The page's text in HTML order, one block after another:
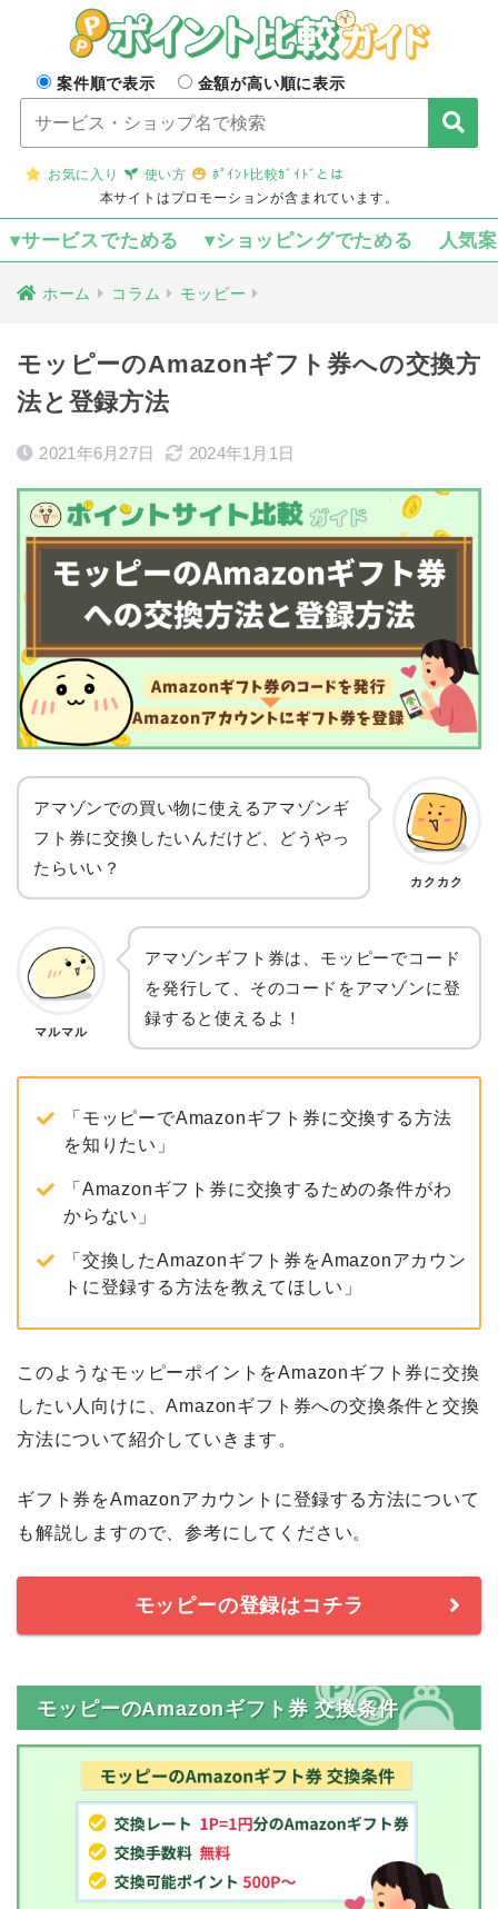
案件順で表示 金額が高い順に表示
お気に入り 使い方
ﾎﾟｲﾝﾄ比較ｶﾞｲﾄﾞとは
本サイトはプロモーションが含まれています。
▾サービスでためる ▾ショッピングでためる 人気
ホーム コラム モッピー
モッピーのAmazonギフト券への交換方
法と登録方法
2021年6月27日 2024年1月1日
アマゾンでの買い物に使えるアマゾンギ
フト券に交換したいんだけど、どうやっ
たらいい？
カクカク
マルマル
アマゾンギフト券は、モッピーでコード
を発行して、そのコードをアマゾンに登
録すると使えるよ！
「モッピーでAmazonギフト券に交換する方法
を知りたい」
「Amazonギフト券に交換するための条件がわ
からない」
「交換したAmazonギフト券をAmazonアカウン
トに登録する方法を教えてほしい」
このようなモッピーポイントをAmazonギフト券に交換
したい人向けに、Amazonギフト券への交換条件と交換
方法について紹介していきます。
ギフト券をAmazonアカウントに登録する方法について
も解説しますので、参考にしてください。
モッピーの登録はコチラ
モッピーのAmazonギフト券 交換条件